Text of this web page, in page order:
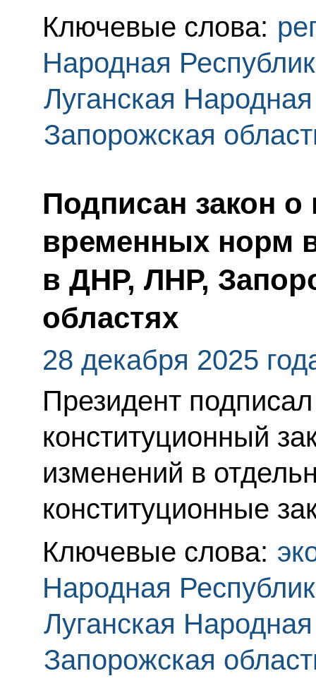
Ключевые слова:
Народная
Луганская
Запорожская
Подписан закон
временных норм
в ДНР, ЛНР,
областях
28 декабря 2025
Президент
конституционный
изменений в
конституционные
Ключевые слова:
Народная
Луганская
Запорожская